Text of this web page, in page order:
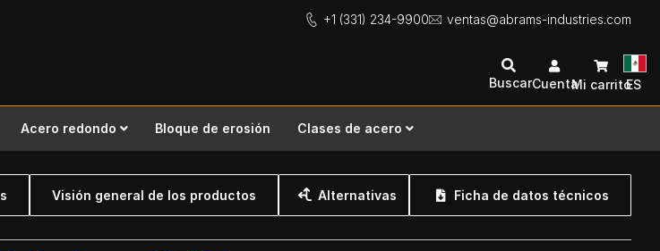
+1 (331) 234-9900 ventas@abrams-industries.com
BuscarCuentaMi carritoES
Acero redondo Bloque de erosión Clases de acero
Visión general de los productos Alternativas Ficha de datos técnicos